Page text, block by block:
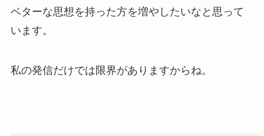
ベターな思想を持った方を増やしたいなと思って
います。
私の発信だけでは限界がありますからね。